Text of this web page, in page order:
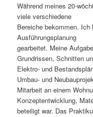
Während meines 20-
viele verschiedene
Bereiche bekommen.
Ausführungsplanung
gearbeitet. Meine
Grundrissen, Schnitten
Elektro- und
Umbau- und
Mitarbeit an einem
Konzeptentwicklung,
beteiligt war. Das